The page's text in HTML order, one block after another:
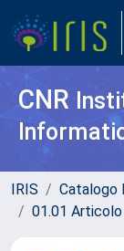
CNR
IRIS Catalogo
01.01